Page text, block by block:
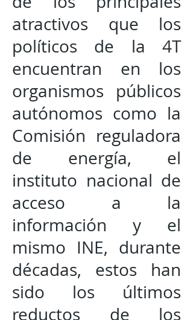
atractivos que los
políticos de la 4T
encuentran en los
organismos públicos
autónomos como la
Comisión reguladora
de energía, el
instituto nacional de
acceso a la
información y el
mismo INE, durante
décadas, estos han
sido los últimos
reductos de los